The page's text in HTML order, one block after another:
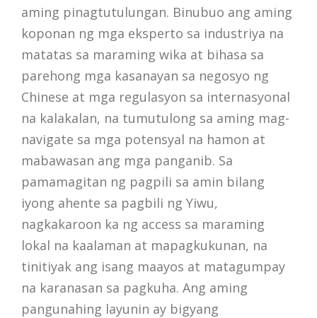
aming pinagtutulungan. Binubuo ang aming
koponan ng mga eksperto sa industriya na
matatas sa maraming wika at bihasa sa
parehong mga kasanayan sa negosyo ng
Chinese at mga regulasyon sa internasyonal
na kalakalan, na tumutulong sa aming mag-
navigate sa mga potensyal na hamon at
mabawasan ang mga panganib. Sa
pamamagitan ng pagpili sa amin bilang
iyong ahente sa pagbili ng Yiwu,
nagkakaroon ka ng access sa maraming
lokal na kaalaman at mapagkukunan, na
tinitiyak ang isang maayos at matagumpay
na karanasan sa pagkuha. Ang aming
pangunahing layunin ay bigyang